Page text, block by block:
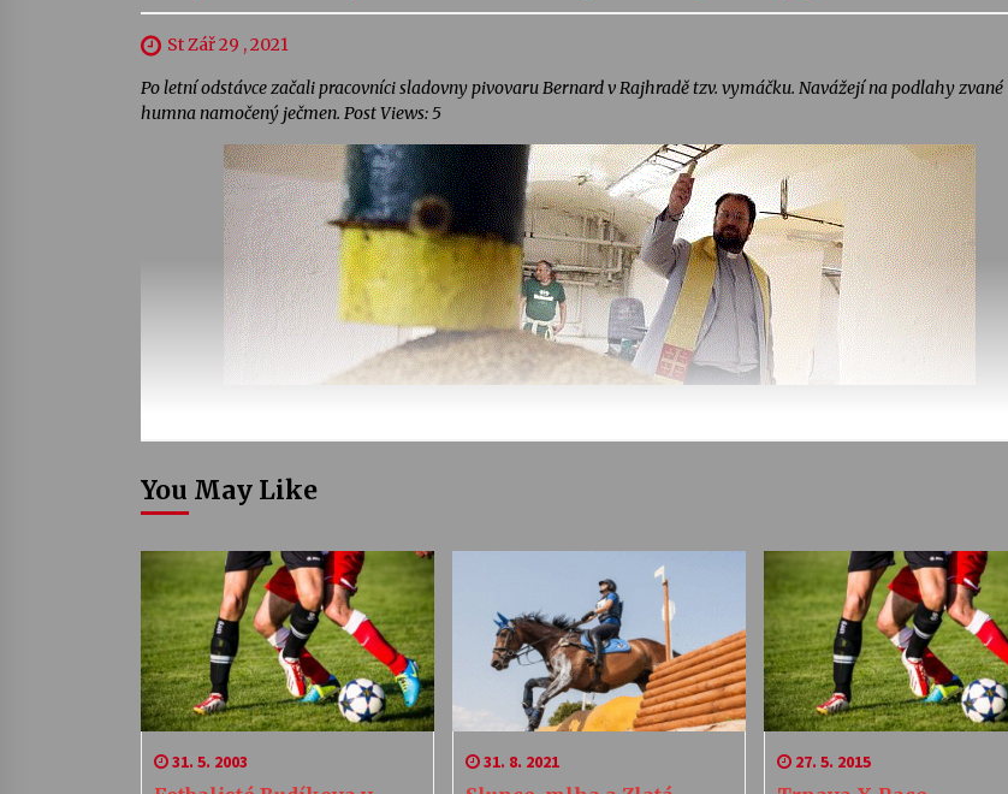
St Zář 29 , 2021
Po letní odstávce začali pracovníci sladovny pivovaru Bernard v Rajhradě tzv. vymáčku. Navážejí na podlahy zvané
humna namočený ječmen. Post Views: 5
You May Like
31. 5. 2003 31. 8. 2021 27. 5. 2015